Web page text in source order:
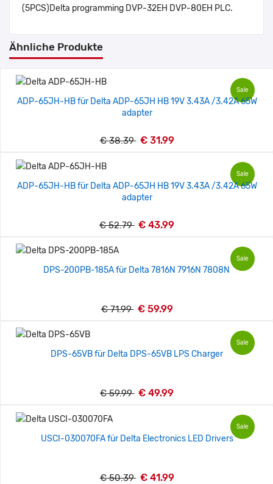
(5PCS)Delta programming DVP-32EH DVP-80EH PLC.
Ähnliche Produkte
Sale
ADP-65JH-HB für Delta ADP-65JH HB 19V 3.43A /3.42A 65W
adapter
€ 38.39 € 31.99
Sale
ADP-65JH-HB für Delta ADP-65JH HB 19V 3.43A /3.42A 65W
adapter
€ 52.79 € 43.99
Sale
DPS-200PB-185A für Delta 7816N 7916N 7808N
€ 71.99 € 59.99
Sale
DPS-65VB für Delta DPS-65VB LPS Charger
€ 59.99 € 49.99
Sale
USCI-030070FA für Delta Electronics LED Drivers
€ 50.39 € 41.99